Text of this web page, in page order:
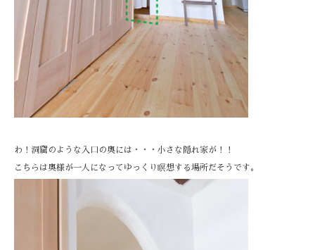
わ！洞窟のような入口の奥には・・・小さな隠れ家が！！
こちらは奥様が一人になってゆっくり瞑想する場所だそうです。